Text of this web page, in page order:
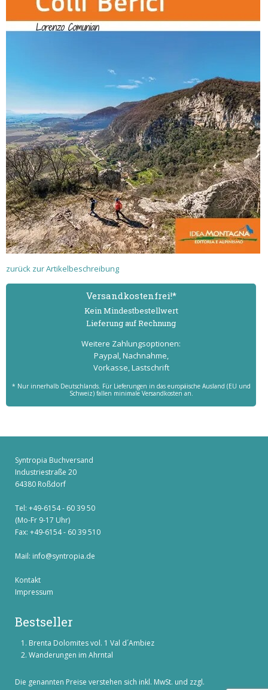
zurück zur Artikelbeschreibung
Versand­kostenfrei!*
Kein Mindest­bestell­wert
Lieferung auf Rechnung
Weitere Zahlungs­optionen:
Paypal, Nachnahme,
Vorkasse, Lastschrift
* Nur innerhalb Deutschlands. Für Lieferungen in das europäische Ausland (EU und
Schweiz) fallen minimale Versandkosten an.
Syntropia Buchversand
Industriestraße 20
64380 Roßdorf
Tel: +49-6154 - 60 39 50
(Mo-Fr 9-17 Uhr)
Fax: +49-6154 - 60 39 510
Mail: info@syntropia.de
Kontakt
Impressum
Bestseller
Brenta Dolomites vol. 1 Val d´Ambiez
Wanderungen im Ahrntal
Die genannten Preise verstehen sich inkl. MwSt. und zzgl.